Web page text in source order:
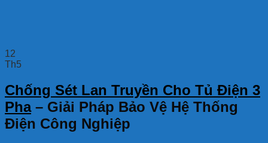
12
Th5
Chống Sét Lan Truyền Cho Tủ Điện 3
Pha– Giải Pháp Bảo Vệ Hệ Thống
Điện Công Nghiệp